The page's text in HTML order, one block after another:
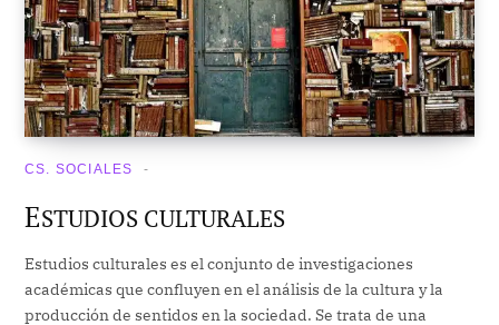
CS. SOCIALES
ESTUDIOS CULTURALES
Estudios culturales es el conjunto de investigaciones
académicas que confluyen en el análisis de la cultura y la
producción de sentidos en la sociedad. Se trata de una